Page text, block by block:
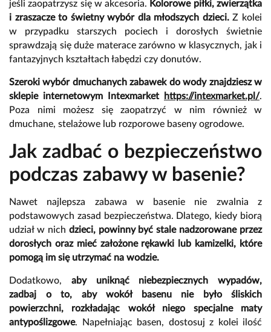
jeśli zaopatrzysz się w akcesoria. Kolorowe piłki, zwierzątka
i zraszacze to świetny wybór dla młodszych dzieci.Z kolei
w przypadku starszych pociech i dorosłych świetnie
sprawdzają się duże materace zarówno w klasycznych, jak i
fantazyjnych kształtach łabędzi czy donutów.
Szeroki wybór dmuchanych zabawek do wody znajdziesz w
sklepie internetowym Intexmarket
https://intexmarket.pl/.
Poza nimi możesz się zaopatrzyć w nim również w
dmuchane, stelażowe lub rozporowe baseny ogrodowe.
Jak zadbać o bezpieczeństwo
podczas zabawy w basenie?
Nawet najlepsza zabawa w basenie nie zwalnia z
podstawowych zasad bezpieczeństwa. Dlatego, kiedy biorą
udział w nich dzieci, powinny być stale nadzorowane przez
dorosłych oraz mieć założone rękawki lub kamizelki, które
pomogą im się utrzymać na wodzie.
Dodatkowo, aby uniknąć niebezpiecznych wypadów,
zadbaj o to, aby wokół basenu nie było śliskich
powierzchni, rozkładając wokół niego specjalne maty
antypoślizgowe. Napełniając basen, dostosuj z kolei ilość